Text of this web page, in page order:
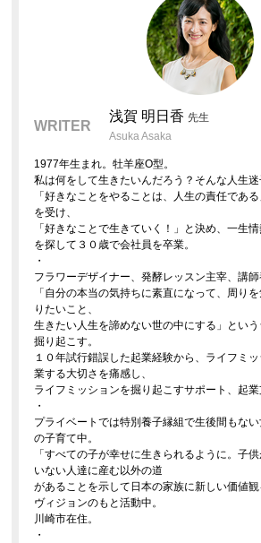
WRITER
浅賀 明日香 先生
Asuka Asaka
1977年生まれ。牡羊座O型。
私は何をして生きたいんだろう？そんな人生迷
「好きなことをやることは、人生の責任であ
を受け、
「好きなことで生きていく！」と決め、一生
を探して３０歳で会社員を卒業。
・
フラワーデザイナー、発酵レッスン主宰、講師
「自分の本当の気持ちに素直になって、周り
りたいこと、
生きたい人生を諦めない世の中にする」とい
掘り起こす。
１０年試行錯誤した起業経験から、ライフミ
業する大切さを痛感し、
ライフミッションを掘り起こすサポート、起業
・
プライベートでは特別養子縁組で生後間もな
の子育て中。
「すべての子が幸せに生きられるように。子
いない人達に産む以外の道
があることを示して日本の家族に新しい価値
ヴィジョンのもと活動中。
川崎市在住。
・